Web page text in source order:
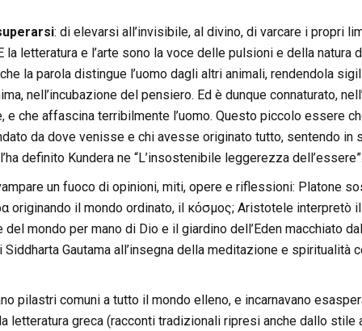
: di elevarsi all’invisibile, al divino, di varcare i propri
letteratura e l’arte sono la voce delle pulsioni e della natura
la parola distingue l’uomo dagli altri animali, rendendola
nell’incubazione del pensiero. Ed è dunque connaturato,
che affascina terribilmente l’uomo. Questo piccolo essere
da dove venisse e chi avesse originato tutto, sentendo in
definito Kundera ne “L’insostenibile leggerezza dell’essere”.
un fuoco di opinioni, miti, opere e riflessioni: Platone
originando il mondo ordinato, il κόσμος; Aristotele interpretò
mondo per mano di Dio e il giardino dell’Eden macchiato
Gautama all’insegna della meditazione e spiritualità
pilastri comuni a tutto il mondo elleno, e incarnavano
letteratura greca (racconti tradizionali ripresi anche dallo stile